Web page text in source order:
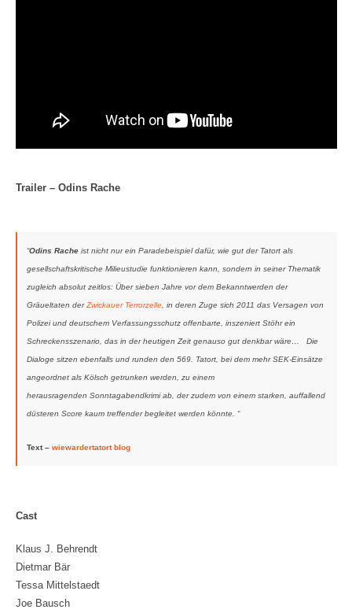
Trailer – Odins Rache
“Odins Racheist nicht nur ein Paradebeispiel dafür, wie gut der Tatort als
gesellschaftskritische Milieustudie funktionieren kann, sondern in seiner Thematik
zugleich absolut zeitlos: Über sieben Jahre vor dem Bekanntwerden der
Gräueltaten derZwickauer Terrorzelle, in deren Zuge sich 2011 das Versagen von
Polizei und deutschem Verfassungsschutz offenbarte, inszeniert Stöhr ein
Schreckensszenario, das in der heutigen Zeit genauso gut denkbar wäre… Die
Dialoge sitzen ebenfalls und runden den 569. Tatort, bei dem mehr SEK-Einsätze
angeordnet als Kölsch getrunken werden, zu einem
herausragenden Sonntagabendkrimi ab, der zudem von einem starken, auffallend
düsteren Score kaum treffender begleitet werden könnte. “
Text – wiewardertatort blog
Cast
Klaus J. Behrendt
Dietmar Bär
Tessa Mittelstaedt
Joe Bausch